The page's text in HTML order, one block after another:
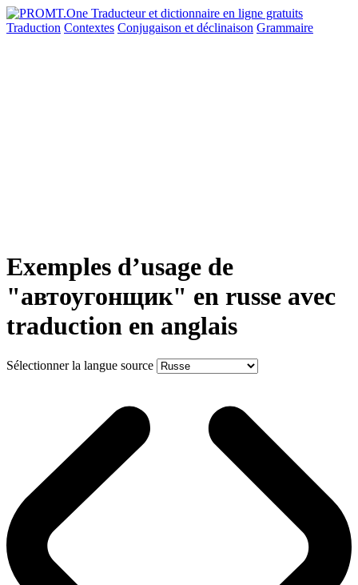
Traduction Contextes Conjugaison et déclinaison Grammaire
Exemples d’usage de
"автоугонщик" en russe avec
traduction en anglais
Sélectionner la langue source